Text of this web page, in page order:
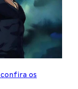
confira os